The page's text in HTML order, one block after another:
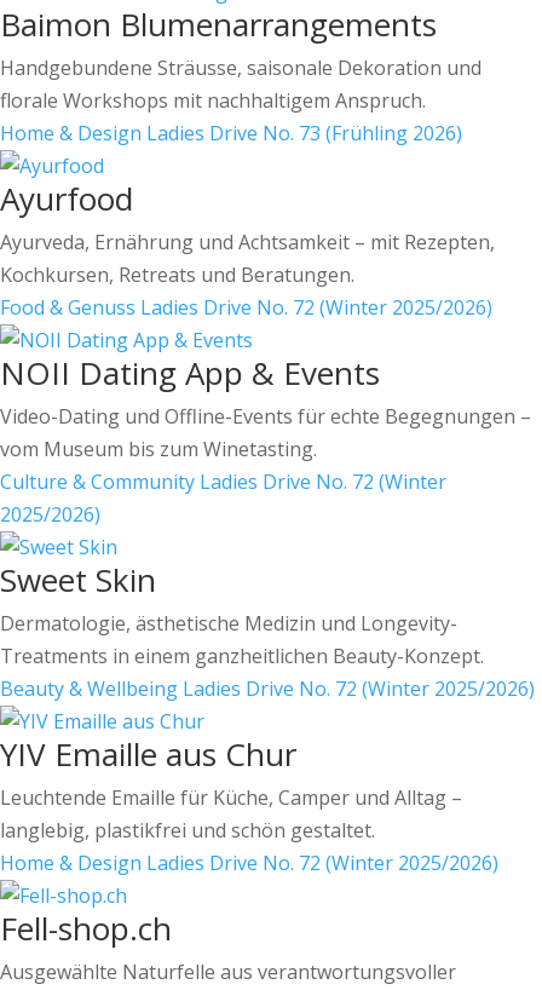
Baimon Blumenarrangements
Handgebundene Sträusse, saisonale Dekoration und
florale Workshops mit nachhaltigem Anspruch.
Home & Design Ladies Drive No. 73 (Frühling 2026)
Ayurfood
Ayurveda, Ernährung und Achtsamkeit – mit Rezepten,
Kochkursen, Retreats und Beratungen.
Food & Genuss Ladies Drive No. 72 (Winter 2025/2026)
NOII Dating App & Events
Video-Dating und Offline-Events für echte Begegnungen –
vom Museum bis zum Winetasting.
Culture & Community Ladies Drive No. 72 (Winter
2025/2026)
Sweet Skin
Dermatologie, ästhetische Medizin und Longevity-
Treatments in einem ganzheitlichen Beauty-Konzept.
Beauty & Wellbeing Ladies Drive No. 72 (Winter 2025/2026)
YIV Emaille aus Chur
Leuchtende Emaille für Küche, Camper und Alltag –
langlebig, plastikfrei und schön gestaltet.
Home & Design Ladies Drive No. 72 (Winter 2025/2026)
Fell-shop.ch
Ausgewählte Naturfelle aus verantwortungsvoller